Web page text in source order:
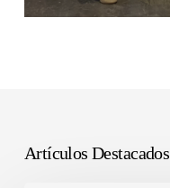
Artículos Destacados